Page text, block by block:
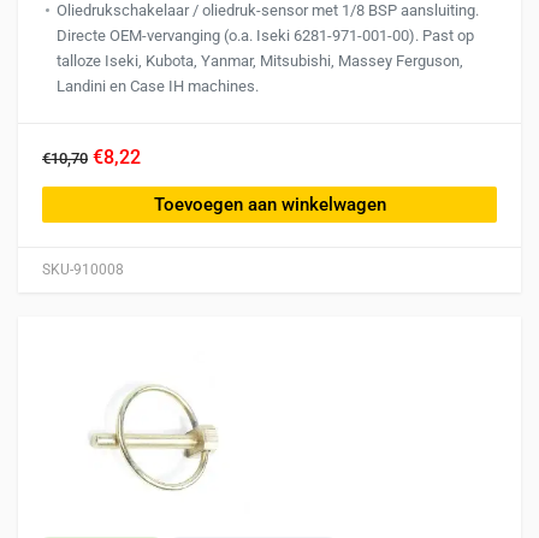
SKU-910008
Oliedrukschakelaar / oliedruk-sensor met 1/8 BSP aansluiting.
Directe OEM-vervanging (o.a. Iseki 6281-971-001-00). Past op
talloze Iseki, Kubota, Yanmar, Mitsubishi, Massey Ferguson,
Landini en Case IH machines.
€10,70 €8,22
Toevoegen aan winkelwagen